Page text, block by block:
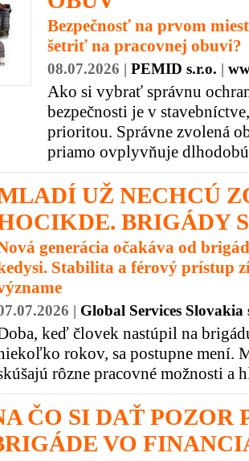
Bezpečnosť na prvom
šetriť na pracovnej obuvi?
08.07.2026 | PEMID s.r.o. |
Ako si vybrať správnu
bezpečnosti je v
prioritou. Správne zvolená
priamo ovplyvňuje
UŽ NECHCÚ
BRIGÁDY
generácia očakáva od
Stabilita a férový prístup
| Global Services Slovakia
keď človek nastúpil na
rokov, sa postupne mení.
rôzne pracovné možnosti a
ČO SI DAŤ POZOR
VO